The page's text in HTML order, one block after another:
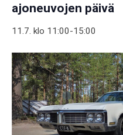
ajoneuvojen päivä
11.7. klo 11:00-15:00